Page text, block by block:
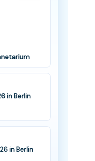
in Berlin
in Berlin